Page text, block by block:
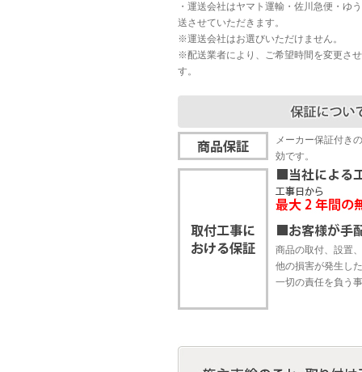
・運送会社はヤマト運輸・佐川急便・ゆ
送させていただきます。
※運送会社はお選びいただけません。
※配送業者により、ご希望時間を変更さ
す。
メーカー保証付き
効です。
商品の取付、設置
他の損害が発生し
一切の責任を負う